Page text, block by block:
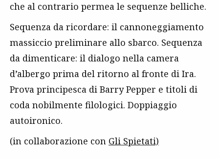
che al contrario permea le sequenze belliche.
Sequenza da ricordare: il cannoneggiamento
massiccio preliminare allo sbarco. Sequenza
da dimenticare: il dialogo nella camera
d’albergo prima del ritorno al fronte di Ira.
Prova principesca di Barry Pepper e titoli di
coda nobilmente filologici. Doppiaggio
autoironico.
(in collaborazione con Gli Spietati)